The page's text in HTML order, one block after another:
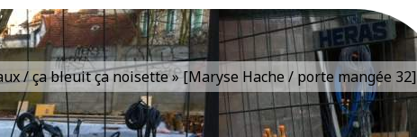
/ ça bleuit ça noisette » [Maryse Hache / porte mangée 32]